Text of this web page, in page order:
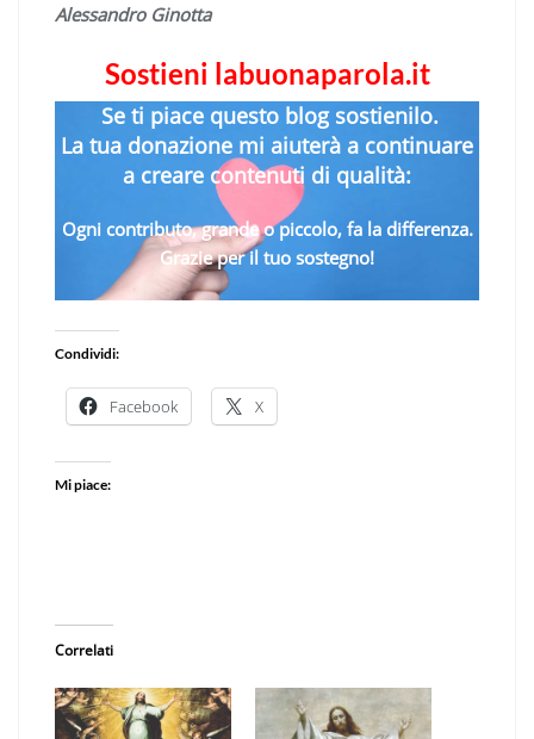
Alessandro Ginotta
Sostieni labuonaparola.it
Se ti piace questo blog sostienilo.
La tua donazione mi aiuterà a continuare
a creare contenuti di qualità:
Ogni contributo, grande o piccolo, fa la differenza.
Grazie per il tuo sostegno!
Condividi:
Facebook X
Mi piace:
Correlati